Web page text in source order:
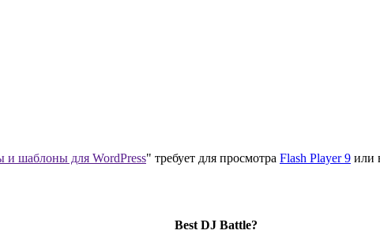
и шаблоны для WordPress" требует для просмотра Flash Player 9 или
Best DJ Battle?